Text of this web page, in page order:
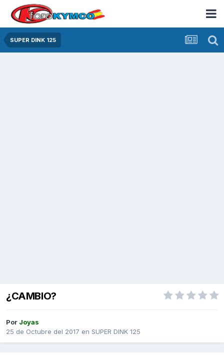
SUPER DINK 125
¿CAMBIO?
Por Joyas
25 de Octubre del 2017 en SUPER DINK 125